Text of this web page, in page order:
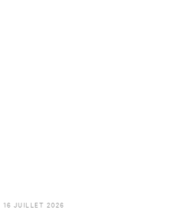
16 JUILLET 2026